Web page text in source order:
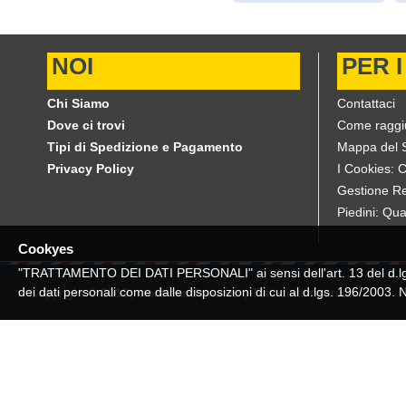
NOI
Chi Siamo
Dove ci trovi
Tipi di Spedizione e Pagamento
Privacy Policy
PER
Contattaci
Come
Mappa del
I Cookies:
Gestione
Piedini:
Copyright © 2019, store.candiotto.eu , Tutti diritti riservati
Cookyes
"TRATTAMENTO DEI DATI PERSONALI" ai sensi dell'art. 13 del
dei dati personali come dalle disposizioni di cui al d.lgs. 196/2003.